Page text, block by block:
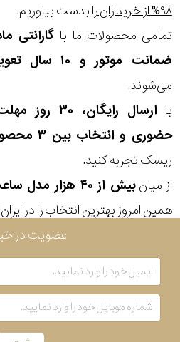
۹۸% از خریداران
را بدست بیاوریم.
تمامی محصولات ما با
ضمانت موتور و ۱۰ سال تعویض رایگان باتری
می‌شوند.
با
ارسال
حضوری و انتخاب بین ۳ محصول
ریسک تجربه کنید.
از میانبیش از ۴۰ هزار مدل ساعت و اکسسوری اورجینال
همین امروز بهترین انتخاب را در
عضویت در